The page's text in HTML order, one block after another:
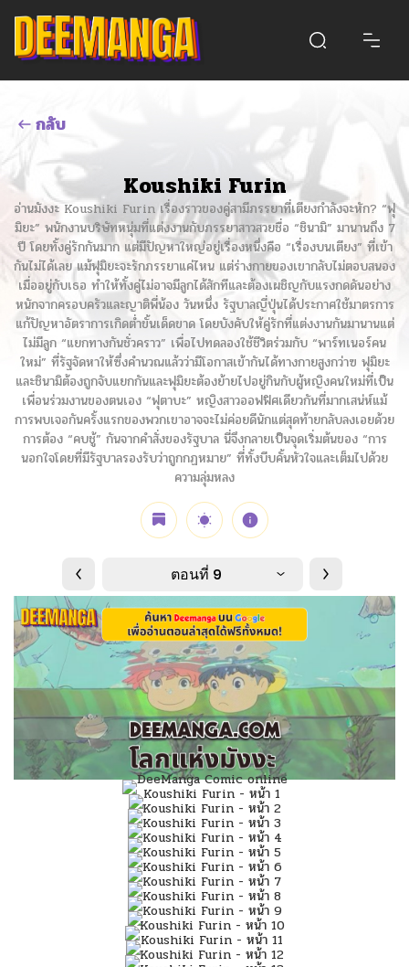
กลับ
Koushiki Furin
อ่านมังงะ Koushiki Furin เรื่องราวของคู่สามีภรรยาที่เตียงกำลังจะหัก? “ฟุ
มิยะ” พนักงานบริษัทหนุ่มที่แต่งงานกับภรรยาสาวสวยชื่อ “ชินามิ” มานานถึง 7
ปี โดยทั้งคู่รักกันมาก แต่มีปัญหาใหญ่อยู่เรื่องหนึ่งคือ “เรื่องบนเตียง” ที่เข้า
กันไม่ได้เลย แม้ฟุมิยะจะรักภรรยาแค่ไหน แต่ร่างกายของเขากลับไม่ตอบสนอง
เมื่ออยู่กับเธอ ทำให้ทั้งคู่ไม่อาจมีลูกได้สักทีและต้องเผชิญกับแรงกดดันอย่าง
หนักจากครอบครัวและญาติพี่น้อง วันหนึ่ง รัฐบาลญี่ปุ่นได้ประกาศใช้มาตรการ
แก้ปัญหาอัตราการเกิดต่ำขั้นเด็ดขาด โดยบังคับให้คู่รักที่แต่งงานกันมานานแต่
ไม่มีลูก “แยกทางกันชั่วคราว” เพื่อไปทดลองใช้ชีวิตร่วมกับ “พาร์ทเนอร์คน
ใหม่” ที่รัฐจัดหาให้ซึ่งคำนวณแล้วว่ามีโอกาสเข้ากันได้ทางกายสูงกว่าฃ ฟุมิยะ
และชินามิต้องถูกจับแยกกันและฟุมิยะต้องย้ายไปอยู่กินกับผู้หญิงคนใหม่ที่เป็น
เพื่อนร่วมงานของตนเอง “ฟุตาบะ” หญิงสาวออฟฟิศเดียวกันที่มากเสน่ห์แม้
การพบเจอกันครั้งแรกของพวกเขาอาจจะไม่ค่อยดีนักแต่สุดท้ายกลับลงเอยด้วย
การต้อง “คบชู้” กันจากคำสั่งของรัฐบาล นี่จึงกลายเป็นจุดเริ่มต้นของ “การ
นอกใจโดยที่มีรัฐบาลรองรับว่าถูกกฏหมาย” ที่่ทั้งบีบคั้นหัวใจและเต็มไปด้วย
ความลุ่มหลง
ตอนที่ 9